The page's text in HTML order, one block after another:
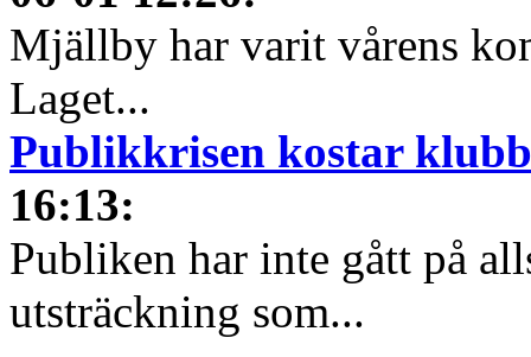
Mjällby har varit vårens
Laget...
Publikkrisen kostar
16:13:
Publiken har inte gått på
utsträckning som...